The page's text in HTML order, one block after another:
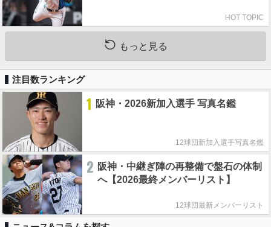
HOT TOPIC
もっと見る
注目数ランキング
1 阪神・2026新加入選手 写真名鑑
12球団新加入選手写真名鑑
2 阪神・中継ぎ陣の再整備で盤石の体制
へ【2026最終メンバーリスト】
12球団最新メンバーリスト